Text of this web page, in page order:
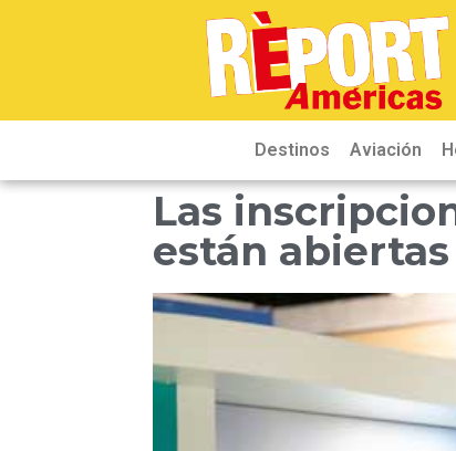
Destinos Aviación
Las
están abiertas